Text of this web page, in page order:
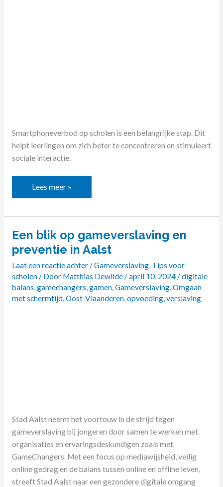
Smartphoneverbod op scholen is een belangrijke stap. Dit
helpt leerlingen om zich beter te concentreren en stimuleert
sociale interactie.
Lees meer »
Een blik op gameverslaving en
preventie in Aalst
Laat een reactie achter/Gameverslaving, Tips voor
scholen/ Door Matthias Dewilde/april 10, 2024/digitale
balans,gamechangers,gamen,Gameverslaving,Omgaan
met schermtijd,Oost-Vlaanderen,opvoeding,verslaving
Stad Aalst neemt het voortouw in de strijd tegen
gameverslaving bij jongeren door samen te werken met
organisaties en ervaringsdeskundigen zoals met
GameChangers. Met een focus op mediawijsheid, veilig
online gedrag en de balans tussen online en offline leven,
streeft Stad Aalst naar een gezondere digitale omgang
Een
blik
preventie